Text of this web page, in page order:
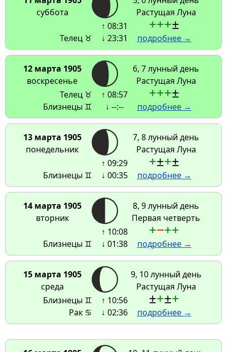
суббота
Растущая Луна
Телец ♉
↑ 08:31
↓ 23:31
+++±
подробнее →
12 марта 1905
воскресенье
6, 7 лунный день
Растущая Луна
Телец ♉
Близнецы ♊
↑ 08:57
↓ --:--
+++±
подробнее →
13 марта 1905
понедельник
7, 8 лунный день
Растущая Луна
Близнецы ♊
↑ 09:29
↓ 00:35
+±+±
подробнее →
14 марта 1905
вторник
8, 9 лунный день
Первая четверть
Близнецы ♊
↑ 10:08
↓ 01:38
+−++
подробнее →
15 марта 1905
среда
9, 10 лунный день
Растущая Луна
Близнецы ♊
Рак ♋
↑ 10:56
↓ 02:36
±+±+
подробнее →